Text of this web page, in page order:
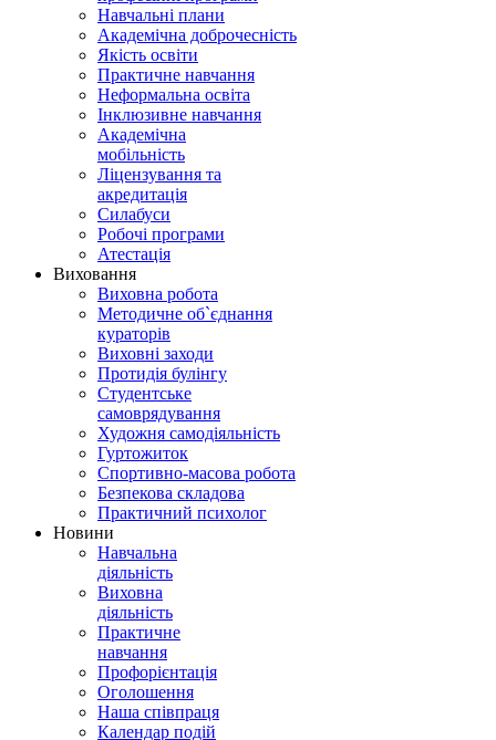
Навчальні плани
Академічна доброчесність
Якість освіти
Практичне навчання
Неформальна освіта
Інклюзивне навчання
Академічна
мобільність
Ліцензування та
акредитація
Силабуси
Робочі програми
Атестація
Виховання
Виховна робота
Методичне об`єднання
кураторів
Виховні заходи
Протидія булінгу
Студентське
самоврядування
Художня самодіяльність
Гуртожиток
Спортивно-масова робота
Безпекова складова
Практичний психолог
Новини
Навчальна
діяльність
Виховна
діяльність
Практичне
навчання
Профорієнтація
Оголошення
Наша співпраця
Календар подій